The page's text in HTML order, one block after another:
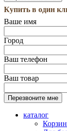
Купить в один
Ваше имя
Город
Ваш телефон
Ваш товар
каталог